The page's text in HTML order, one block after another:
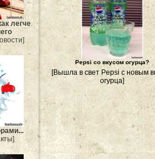
легче
Pepsi со вкусом огурца?
[Вышла в свет Pepsi с новым
огурца]